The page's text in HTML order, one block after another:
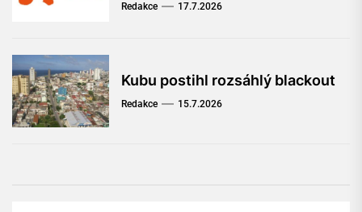
Redakce 17.7.2026
Kubu postihl rozsáhlý blackout
Redakce 15.7.2026